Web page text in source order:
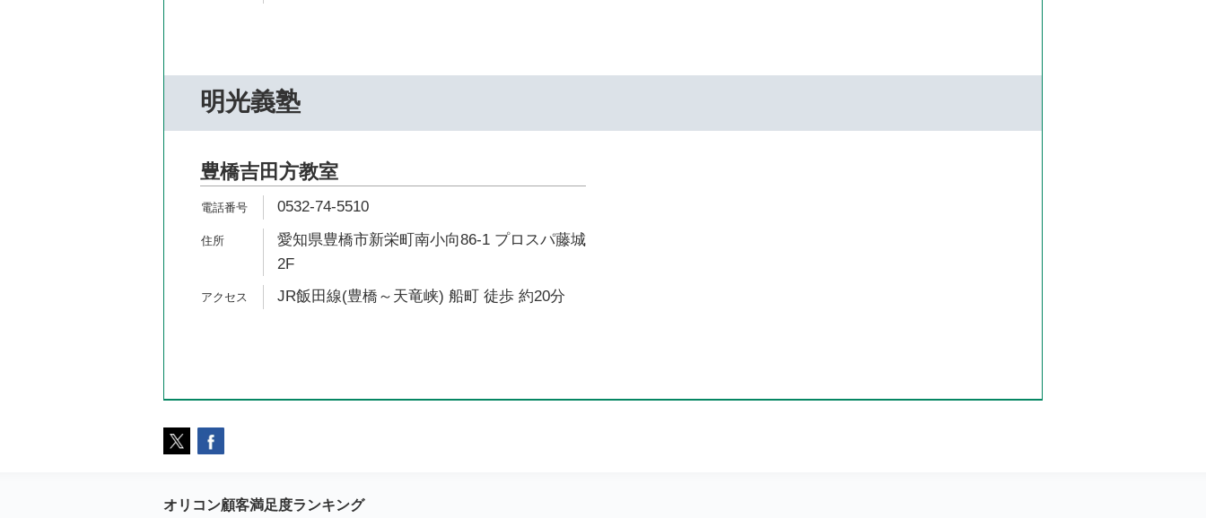
明光義塾
豊橋吉田方教室
0532-74-5510
愛知県豊橋市新栄町南小向86-1 プロスパ藤城
2F
JR飯田線(豊橋～天竜峡) 船町 徒歩 約20分
オリコン顧客満足度ランキング